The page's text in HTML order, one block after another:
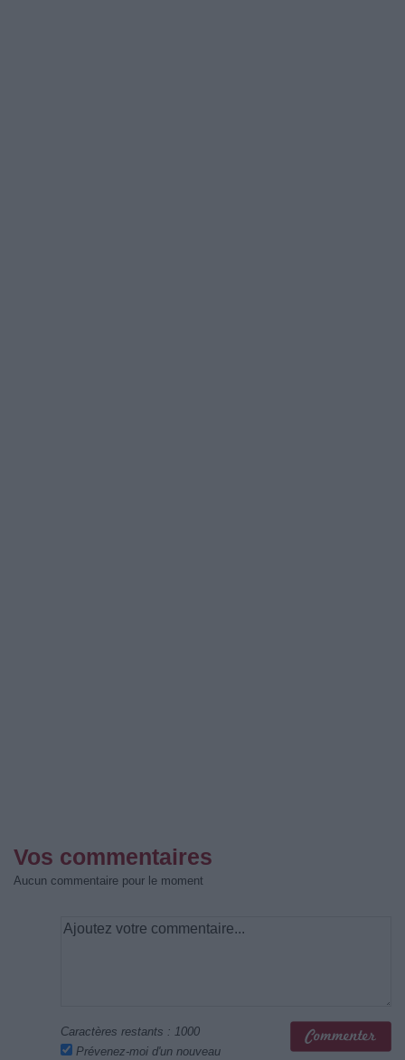
Vos commentaires
Aucun commentaire pour le moment
Caractères restants : 1000
Prévenez-moi d'un nouveau